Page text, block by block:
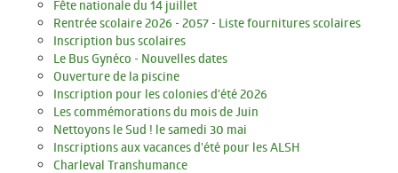
Petite enfance
Vie scolaire
Jeunesse
LOISIRS ET CULTURE
Fête nationale du 14 juillet
Rentrée scolaire 2026 - 2057 - Liste fournitures scolaires
Inscription bus scolaires
Le Bus Gynéco - Nouvelles dates
Ouverture de la piscine
Inscription pour les colonies d'été 2026
Les commémorations du mois de Juin
Nettoyons le Sud ! le samedi 30 mai
Inscriptions aux vacances d'été pour les ALSH
Charleval Transhumance